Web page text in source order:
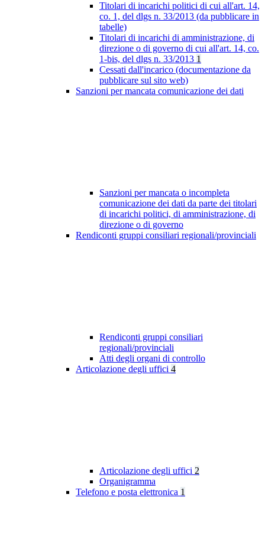
Titolari di incarichi politici di cui all'art. 14,
co. 1, del dlgs n. 33/2013 (da pubblicare in
tabelle)
Titolari di incarichi di amministrazione, di
direzione o di governo di cui all'art. 14, co.
1-bis, del dlgs n. 33/2013 1
Cessati dall'incarico (documentazione da
pubblicare sul sito web)
Sanzioni per mancata comunicazione dei dati
Sanzioni per mancata o incompleta
comunicazione dei dati da parte dei titolari
di incarichi politici, di amministrazione, di
direzione o di governo
Rendiconti gruppi consiliari regionali/provinciali
Rendiconti gruppi consiliari
regionali/provinciali
Atti degli organi di controllo
Articolazione degli uffici 4
Articolazione degli uffici 2
Organigramma
Telefono e posta elettronica 1